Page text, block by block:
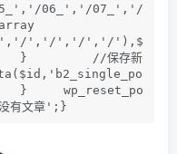
06_','/07_','/
','/','/','/'),$
}         //保存新
}     wp_reset_po
文章';}